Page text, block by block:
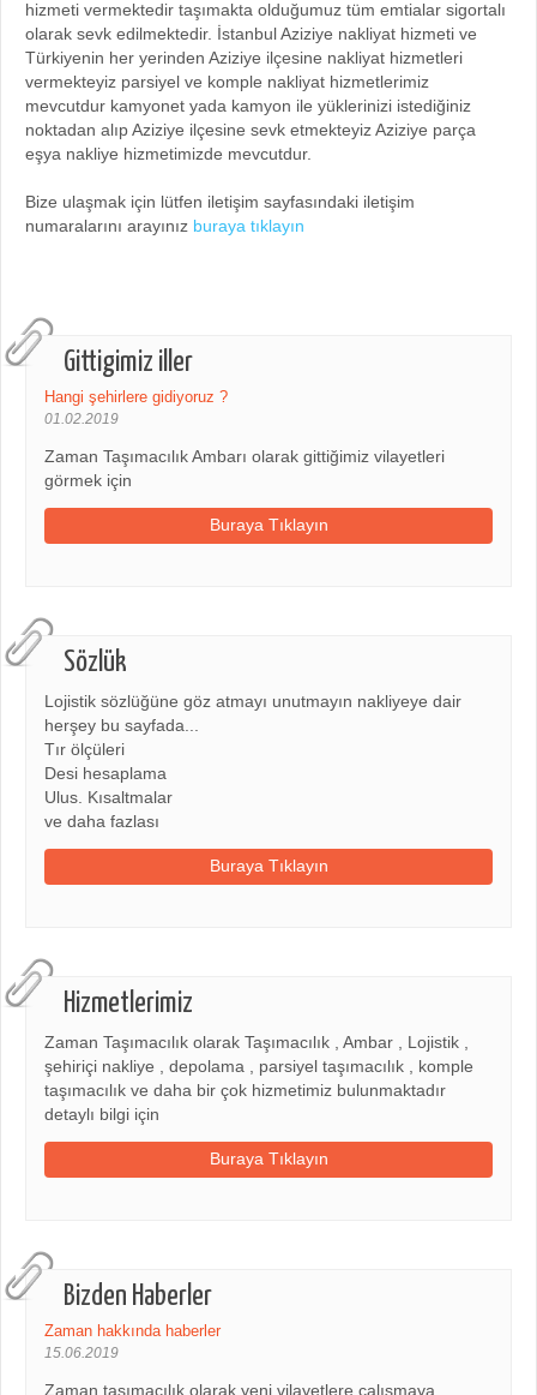
Gittigimiz iller
Hangi şehirlere gidiyoruz ?
01.02.2019
Zaman Taşımacılık Ambarı olarak gittiğimiz vilayetleri
görmek için
Buraya Tıklayın
Sözlük
Lojistik sözlüğüne göz atmayı unutmayın nakliyeye dair
herşey bu sayfada...
Tır ölçüleri
Desi hesaplama
Ulus. Kısaltmalar
ve daha fazlası
Buraya Tıklayın
Hizmetlerimiz
Zaman Taşımacılık olarak Taşımacılık , Ambar , Lojistik ,
şehiriçi nakliye , depolama , parsiyel taşımacılık , komple
taşımacılık ve daha bir çok hizmetimiz bulunmaktadır
detaylı bilgi için
Buraya Tıklayın
Bizden Haberler
Zaman hakkında haberler
15.06.2019
Zaman taşımacılık olarak yeni vilayetlere çalışmaya
hizmeti vermektedir taşımakta olduğumuz tüm emtialar sigortalı
olarak sevk edilmektedir. İstanbul Aziziye nakliyat hizmeti ve
Türkiyenin her yerinden Aziziye ilçesine nakliyat hizmetleri
vermekteyiz parsiyel ve komple nakliyat hizmetlerimiz
mevcutdur kamyonet yada kamyon ile yüklerinizi istediğiniz
noktadan alıp Aziziye ilçesine sevk etmekteyiz Aziziye parça
eşya nakliye hizmetimizde mevcutdur.
Bize ulaşmak için lütfen iletişim sayfasındaki iletişim
numaralarını arayınız buraya tıklayın